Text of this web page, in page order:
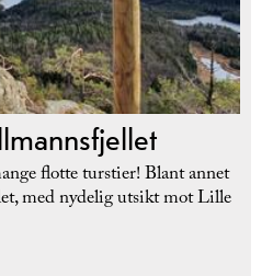
flotte turstier! Blant annet
med nydelig utsikt mot Lille